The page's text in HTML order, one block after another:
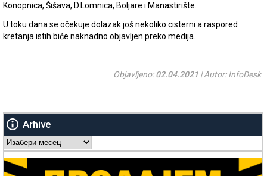
Konopnica, Šišava, D.Lomnica, Boljare i Manastirište.
U toku dana se očekuje dolazak još nekoliko cisterni a raspored
kretanja istih biće naknadno objavljen preko medija.
Objavljeno:02.04.2021 | Autor: InfoDesk
Arhive
Arhive